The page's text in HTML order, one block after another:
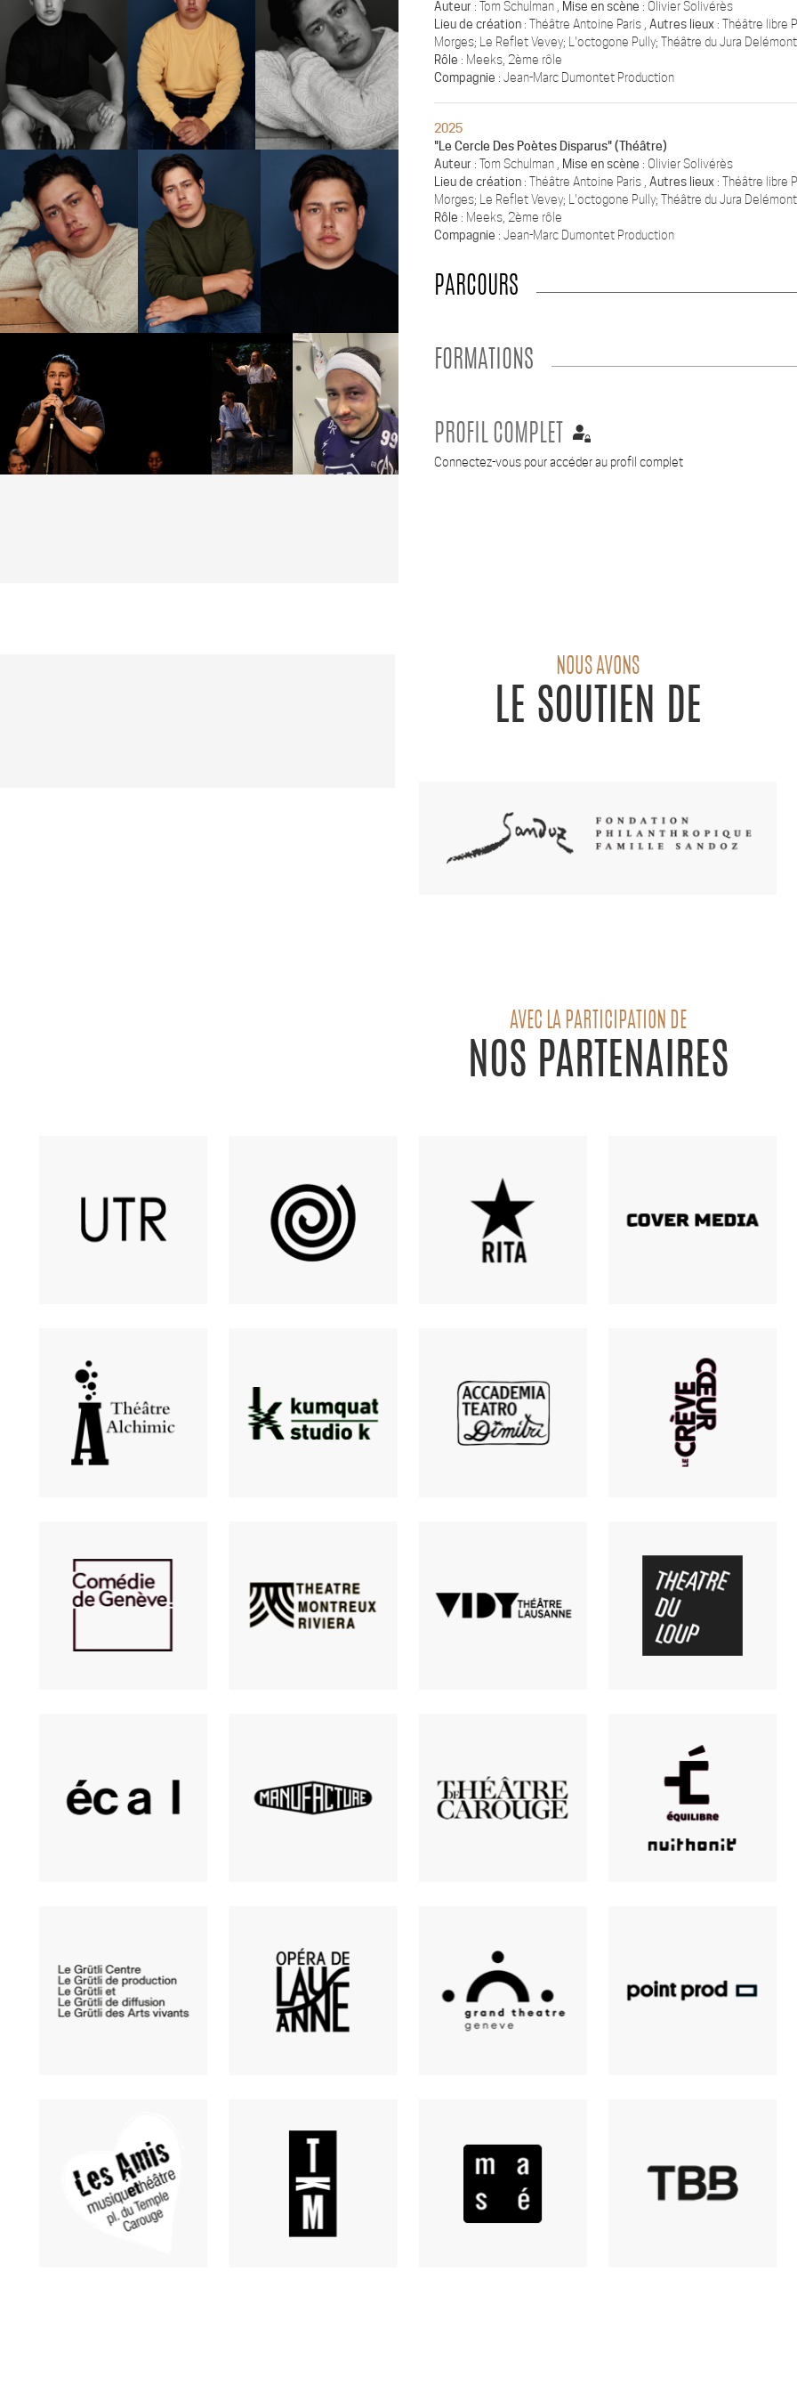
Auteur : Tom Schulman , Mise en scène : Olivier Solivérès
Lieu de création : Théâtre Antoine Paris ,Autres lieux : Théâtre libre
Morges; Le Reflet Vevey; L'octogone Pully; Théâtre du Jura
Rôle : Meeks, 2ème rôle
Compagnie : Jean-Marc Dumontet Production
2025
"Le Cercle Des Poètes Disparus" (Théâtre)
Auteur : Tom Schulman , Mise en scène : Olivier Solivérès
Lieu de création : Théâtre Antoine Paris ,Autres lieux : Théâtre libre
Morges; Le Reflet Vevey; L'octogone Pully; Théâtre du Jura
Rôle : Meeks, 2ème rôle
Compagnie : Jean-Marc Dumontet Production
PARCOURS
FORMATIONS
PROFIL COMPLET
Connectez-vous pour accéder au profil complet
NOUS AVONS
LE SOUTIEN DE
AVEC LA PARTICIPATION DE
NOS PARTENAIRES